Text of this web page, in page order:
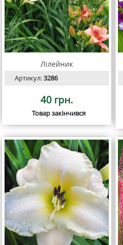
Лілейник
Артикул:3286
40 грн.
Товар закінчився